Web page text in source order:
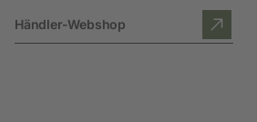
Händler-Webshop